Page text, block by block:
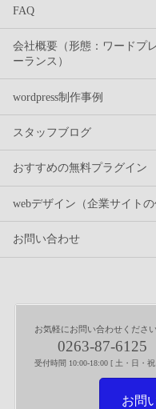
FAQ
会社概要（形態：ワードプ
ーランス）
wordpress制作事例
スタッフブログ
おすすめの無料プラグイン
webデザイン（企業サイトの
お問い合わせ
お気軽にお問い合わせください
0263-87-6125
受付時間 10:00-18:00 [ 土・日・
お問